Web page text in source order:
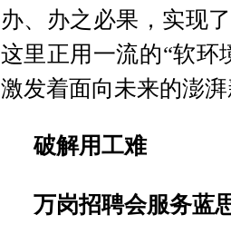
办、办之必果，实现
这里正用一流的“软环
激发着面向未来的澎
破解用工难
万岗招聘会服务蓝